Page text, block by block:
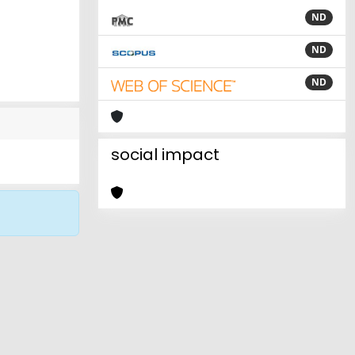
ND
ND
ND
social impact